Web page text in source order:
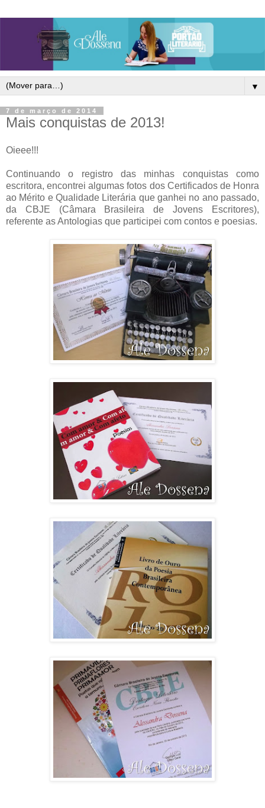
▼
7 de março de 2014
Mais conquistas de 2013!
Oieee!!!
Continuando o registro das minhas conquistas como
escritora, encontrei algumas fotos dos Certificados de Honra
ao Mérito e Qualidade Literária que ganhei no ano passado,
da CBJE (Câmara Brasileira de Jovens Escritores),
referente as Antologias que participei com contos e poesias.